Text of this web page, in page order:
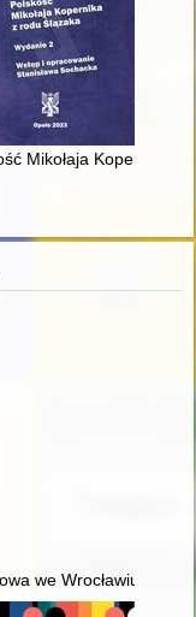
od
Mikołaja Kopernika z
Morsztyna? : nowe
we Wrocławiu